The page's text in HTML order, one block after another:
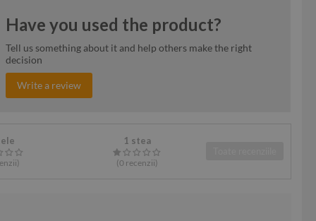
Have you used the product?
Tell us something about it and help others make the right
decision
Write a review
)
1 stea
(0recenzii)